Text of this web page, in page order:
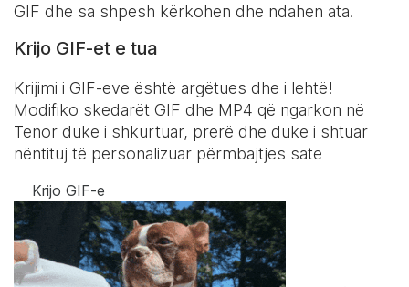
GIF dhe sa shpesh kërkohen dhe ndahen ata.
Krijo GIF-et e tua
Krijimi i GIF-eve është argëtues dhe i lehtë!
Modifiko skedarët GIF dhe MP4 që ngarkon në
Tenor duke i shkurtuar, prerë dhe duke i shtuar
nëntituj të personalizuar përmbajtjes sate
Krijo GIF-e